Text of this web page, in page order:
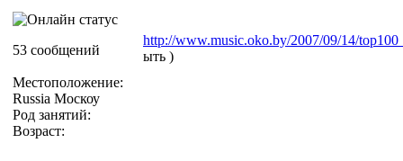
53 сообщений
Местоположение:
Russia Москоу
Род занятий:
Возраст:
http://www.music.oko.by/2007/09/14/
ыть )